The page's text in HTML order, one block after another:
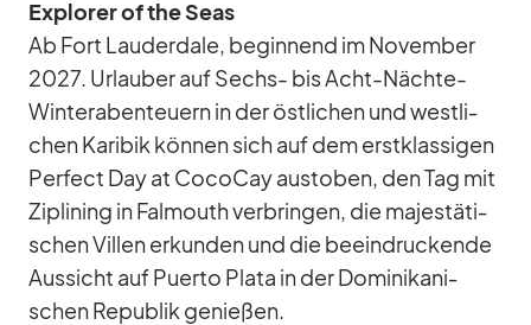
Ex­plo­rer of the Seas
Ab Fort Lau­derd­ale, be­gin­nend im No­vem­ber
2027. Ur­lau­ber auf Sechs- bis Acht-Nächte-
Win­ter­aben­teu­ern in der öst­li­chen und west­li­
chen Ka­ri­bik kön­nen sich auf dem erst­klas­si­gen
Per­fect Day at Co­co­Cay aus­to­ben, den Tag mit
Zi­pli­ning in Fal­mouth ver­brin­gen, die ma­jes­tä­ti­
schen Vil­len er­kun­den und die be­ein­dru­ckende
Aus­sicht auf Pu­erto Plata in der Do­mi­ni­ka­ni­
schen Re­pu­blik ge­nie­ßen.